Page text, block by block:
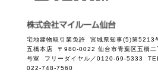
宅地建物取引業免許 宮城県知事(5)第5213
五橋本店 〒980-0022 仙台市青葉区五橋二
号室 フリーダイヤル／0120-69-5333
022-748-7560